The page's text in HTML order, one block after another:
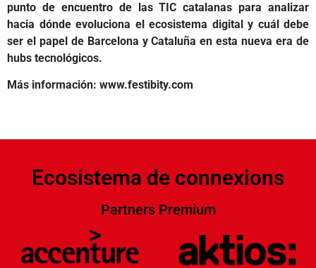
punto de encuentro de las TIC catalanas para analizar
hacia dónde evoluciona el ecosistema digital y cuál debe
ser el papel de Barcelona y Cataluña en esta nueva era de
hubs tecnológicos.
Más información: www.festibity.com
Ecosistema de connexions
Partners Premium